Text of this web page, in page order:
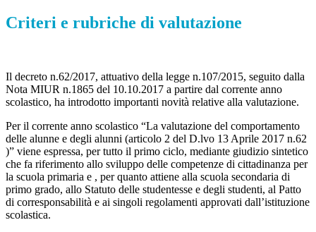
Criteri e rubriche di valutazione
Il decreto n.62/2017, attuativo della legge n.107/2015, seguito dalla
Nota MIUR n.1865 del 10.10.2017 a partire dal corrente anno
scolastico, ha introdotto importanti novità relative alla valutazione.
Per il corrente anno scolastico “La valutazione del comportamento
delle alunne e degli alunni (articolo 2 del D.lvo 13 Aprile 2017 n.62
)” viene espressa, per tutto il primo ciclo, mediante giudizio sintetico
che fa riferimento allo sviluppo delle competenze di cittadinanza per
la scuola primaria e , per quanto attiene alla scuola secondaria di
primo grado, allo Statuto delle studentesse e degli studenti, al Patto
di corresponsabilità e ai singoli regolamenti approvati dall’istituzione
scolastica.